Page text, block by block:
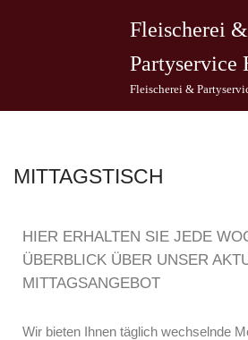
Fleischerei &
Partyservice
Fleischerei &
MITTAGSTISCH
HIER ERHALTEN SIE JEDE
ÜBERBLICK ÜBER UNSER
MITTAGSANGEBOT
Wir bieten Ihnen täglich wechselnde